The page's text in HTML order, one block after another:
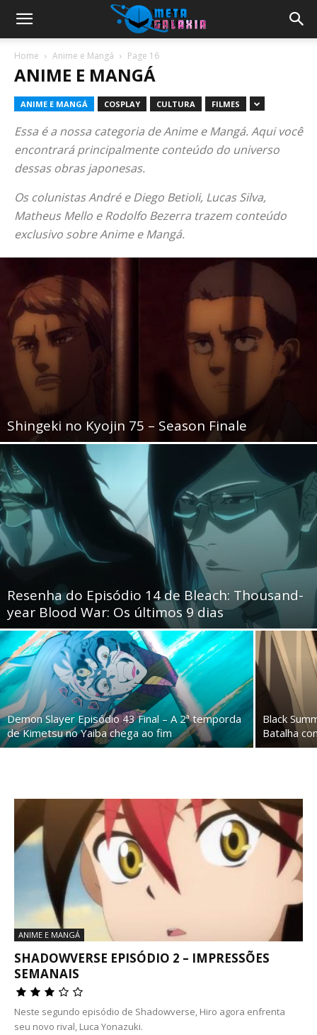
Home Anime e Mangá Page 16
ANIME E MANGÁ
ANIME E MANGÁ COSPLAY CULTURA FILMES
Essa é a nossa categoria de Anime e Mangá. Aqui você
encontrará principalmente conteúdo do universo
dessas obras japonesas.
Os colunistas André e Diego Betioli, Lucas Silva,
Matheus Mello e Rodolfo Bezerra trazem conteúdo
exclusivo sobre Anime e Mangá.
Shingeki no Kyojin 75 – Season Finale
Resenha do Episódio 14 de Bleach: Thousand-
year Blood War: Os últimos 9 dias
Demon Slayer Episódio 43 Final – A 2ª temporda
de Kimetsu no Yaiba chega ao fim
Black
Batalha
ANIME E MANGÁ
SHADOWVERSE EPISÓDIO 2 – IMPRESSÕES
SEMANAIS
Neste segundo episódio de Shadowverse, Hiro agora enfrenta
seu novo rival, Luca Yonazuki.